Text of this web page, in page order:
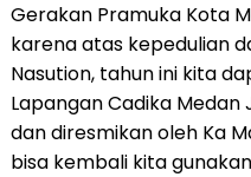
Gerakan Pramuka Kota
karena atas kepedulian
Nasution, tahun ini kita
Lapangan Cadika Medan
dan diresmikan oleh Ka
bisa kembali kita